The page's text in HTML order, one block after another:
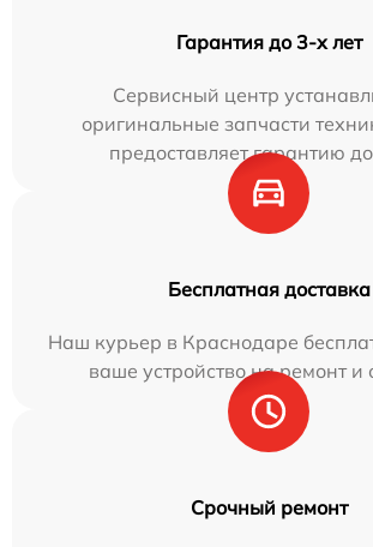
Гарантия до 3-х лет
Сервисный центр
оригинальные запчасти
предоставляет гарантию
Бесплатная доставка
Наш курьер в Краснодаре
ваше устройство на ремонт и
Срочный ремонт